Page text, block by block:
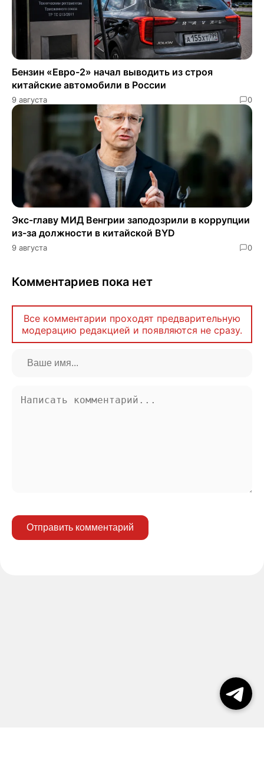
Бензин «Евро-2» начал выводить из строя
китайские автомобили в России
9 августа 0
Экс-главу МИД Венгрии заподозрили в коррупции
из-за должности в китайской BYD
9 августа 0
Комментариев пока нет
Все комментарии проходят предварительную
модерацию редакцией и появляются не сразу.
Отправить комментарий